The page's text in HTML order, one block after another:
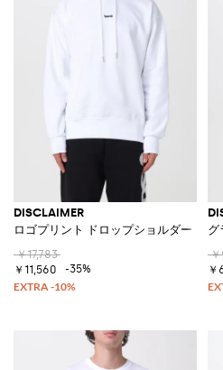
DISCLAIMER
ロゴプリント ドロップショルダー コッ
￥17,783
￥11,560
-35%
グ
￥